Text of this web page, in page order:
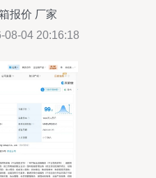
报价 厂家
08-04 20:16:18